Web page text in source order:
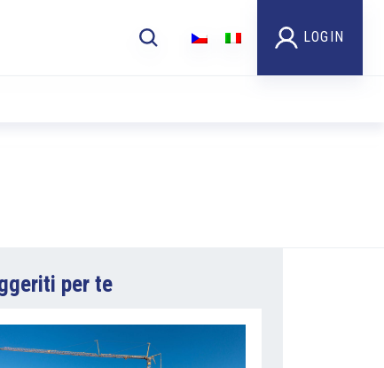
LOGIN
per te